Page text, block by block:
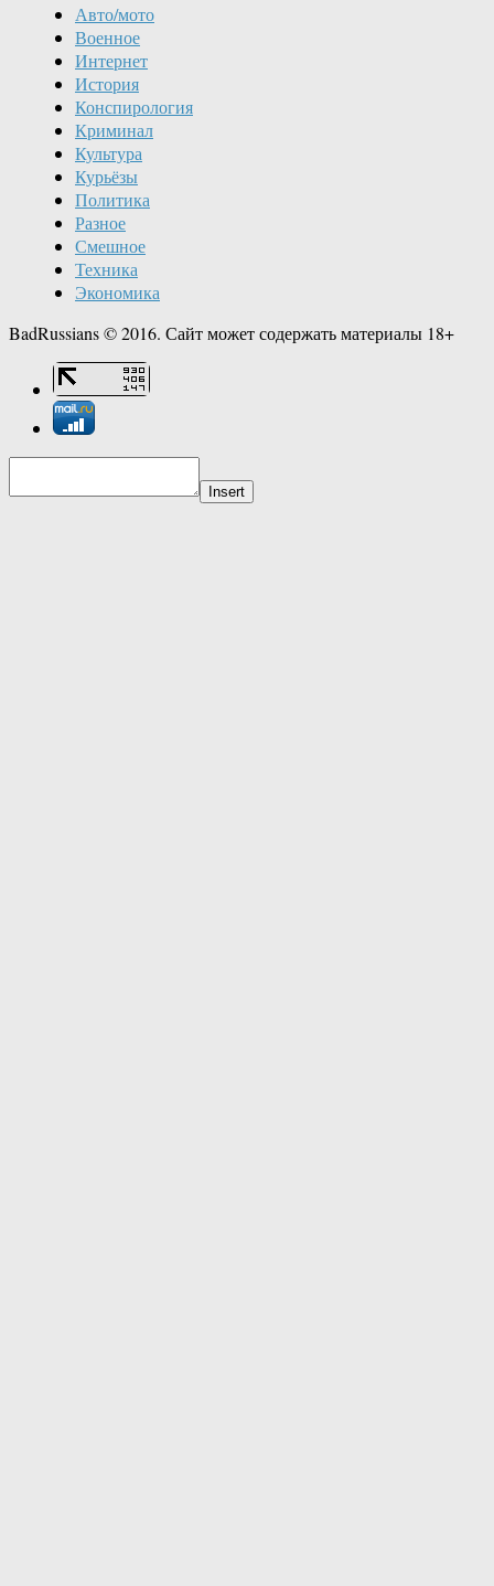
Авто/мото
Военное
Интернет
История
Конспирология
Криминал
Культура
Курьёзы
Политика
Разное
Смешное
Техника
Экономика
BadRussians © 2016. Сайт может содержать материалы 18+
Insert